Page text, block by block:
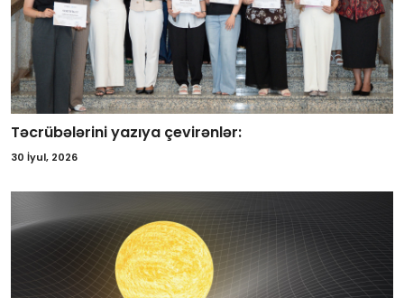
Təcrübələrini yazıya çevirənlər:
30 İyul, 2026